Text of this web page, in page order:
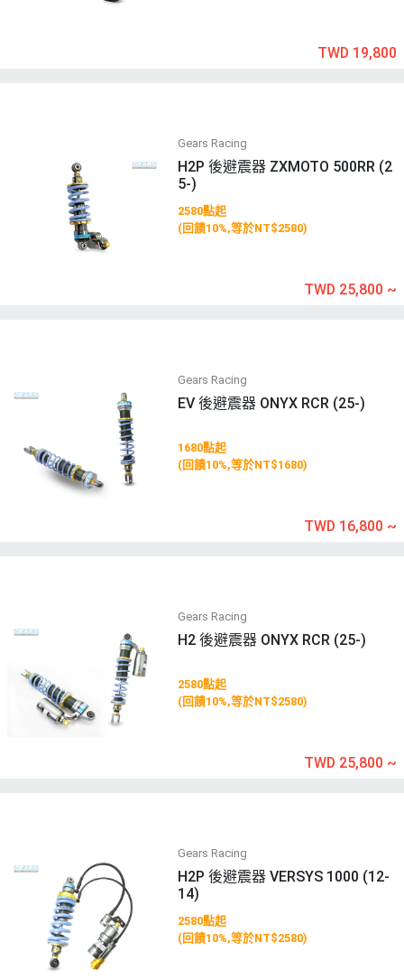
TWD 19,800
Gears Racing
H2P 後避震器 ZXMOTO 500RR (2
5-)
2580點起
(回饋10%,等於NT$2580)
TWD 25,800 ~
Gears Racing
EV 後避震器 ONYX RCR (25-)
1680點起
(回饋10%,等於NT$1680)
TWD 16,800 ~
Gears Racing
H2 後避震器 ONYX RCR (25-)
2580點起
(回饋10%,等於NT$2580)
TWD 25,800 ~
Gears Racing
H2P 後避震器 VERSYS 1000 (12-
14)
2580點起
(回饋10%,等於NT$2580)